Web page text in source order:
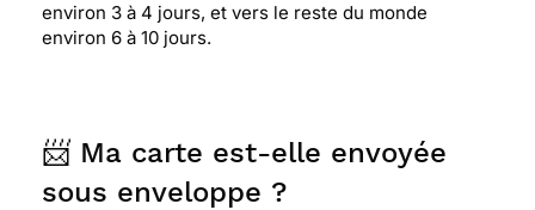
environ 3 à 4 jours, et vers le reste du monde
environ 6 à 10 jours.
📨 Ma carte est-elle envoyée
sous enveloppe ?